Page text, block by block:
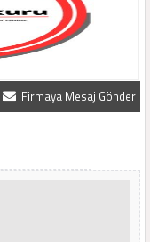
Firmaya Mesaj Gönder